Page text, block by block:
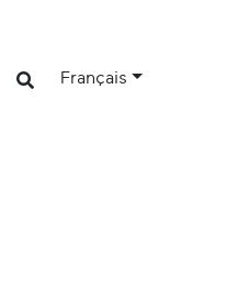
Français